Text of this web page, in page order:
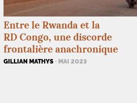
Entre le Rwanda et la
RD Congo, une discorde
frontalière anachronique
GILLIAN MATHYS · MAI 2023